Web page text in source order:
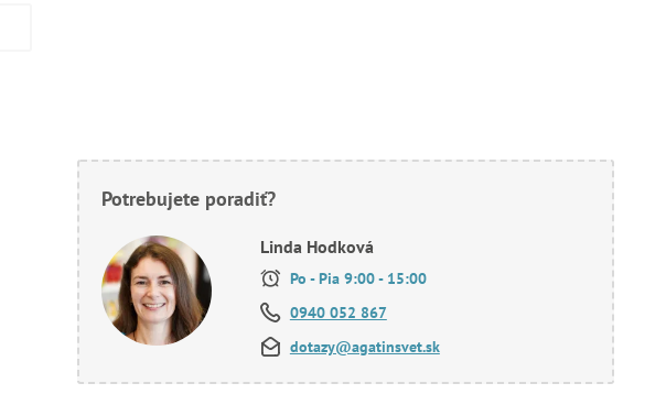
Potrebujete poradiť?
Linda Hodková
Po - Pia 9:00 - 15:00
0940 052 867
dotazy@agatinsvet.sk